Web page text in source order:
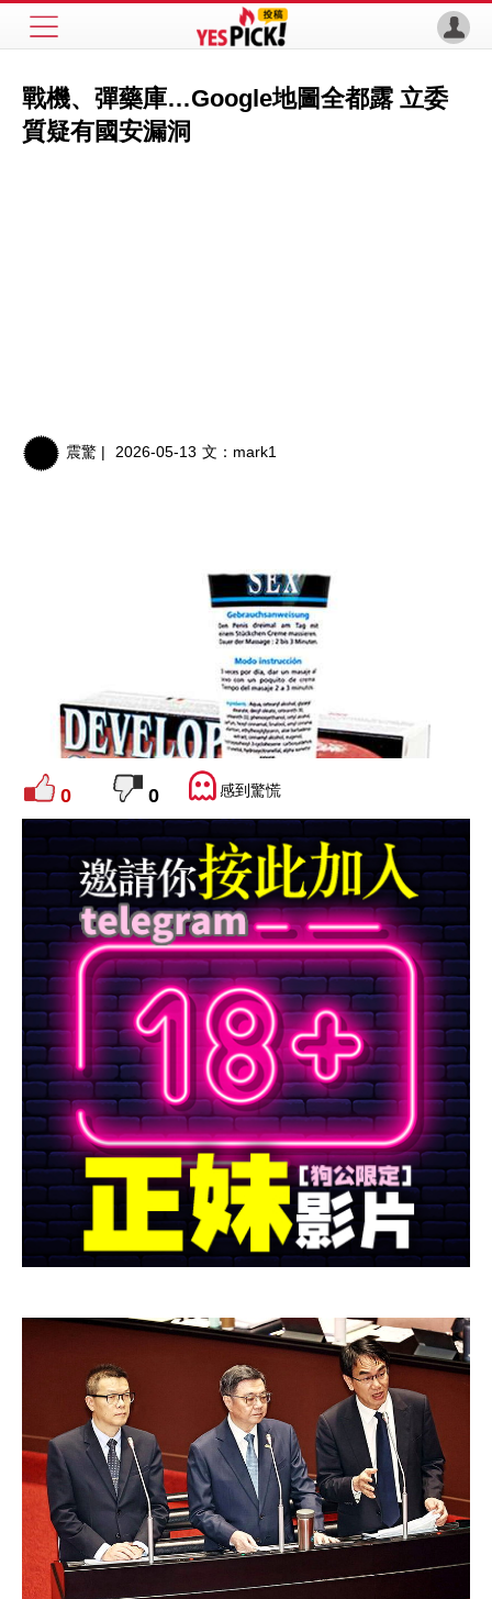
戰機、彈藥庫…Google地圖全都露 立委
質疑有國安漏洞
震驚 | 2026-05-13 文： mark1
0 0 感到驚慌